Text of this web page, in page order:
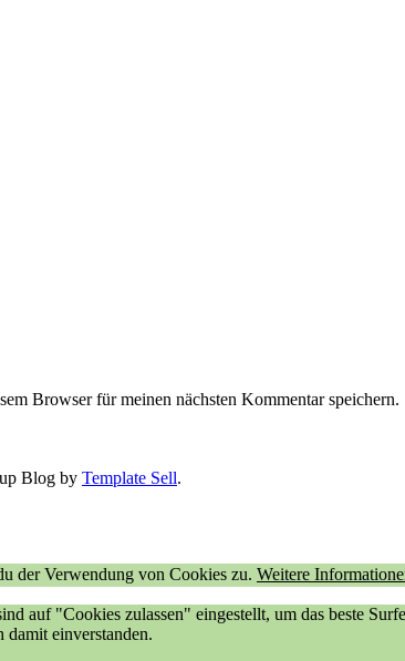
Browser für meinen nächsten Kommentar speichern.
Blog by Template Sell.
der Verwendung von Cookies zu. Weitere
auf "Cookies zulassen" eingestellt, um das beste
einverstanden.